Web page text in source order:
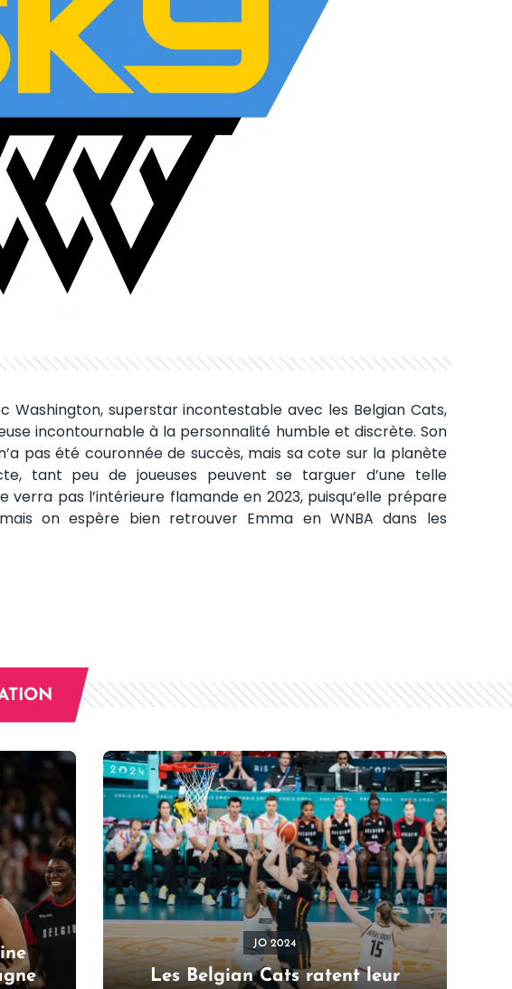
Washington, superstar incontestable avec les Belgian Cats,
incontournable à la personnalité humble et discrète. Son
pas été couronnée de succès, mais sa cote sur la planète
tant peu de joueuses peuvent se targuer d’une telle
verra pas l’intérieure flamande en 2023, puisqu’elle prépare
on espère bien retrouver Emma en WNBA dans les
JO 2024
Les Belgian Cats ratent leur